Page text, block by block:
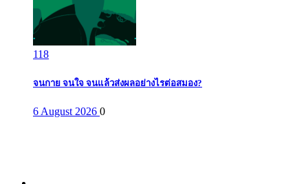
118
จนกาย จนใจ จนแล้วส่งผลอย่างไรต่อสมอง?
6 August 2026 0